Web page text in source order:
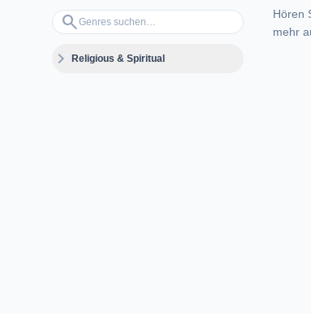
search
Genres suchen…
expand_moreReligious & Spiritual
Hören
mehr